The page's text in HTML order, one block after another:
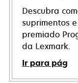
Descubra
suprimentos
premiado
da Lexmark.
Ir para pág